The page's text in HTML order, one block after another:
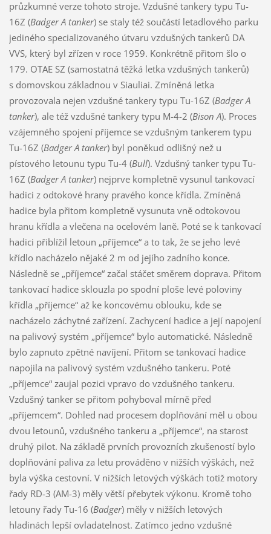
průzkumné verze tohoto stroje. Vzdušné tankery typu Tu-
16Z (Badger A tanker) se staly též součástí letadlového parku
jediného specializovaného útvaru vzdušných tankerů DA
VVS, který byl zřízen v roce 1959. Konkrétně přitom šlo o
179. OTAE SZ (samostatná těžká letka vzdušných tankerů)
s domovskou základnou v Siauliai. Zmíněná letka
provozovala nejen vzdušné tankery typu Tu-16Z (Badger A
tanker), ale též vzdušné tankery typu M-4-2 (Bison A). Proces
vzájemného spojení příjemce se vzdušným tankerem typu
Tu-16Z (Badger A tanker) byl poněkud odlišný než u
pístového letounu typu Tu-4 (Bull). Vzdušný tanker typu Tu-
16Z (Badger A tanker) nejprve kompletně vysunul tankovací
hadici z odtokové hrany pravého konce křídla. Zmíněná
hadice byla přitom kompletně vysunuta vně odtokovou
hranu křídla a vlečena na ocelovém laně. Poté se k tankovací
hadici přiblížil letoun „příjemce“ a to tak, že se jeho levé
křídlo nacházelo nějaké 2 m od jejího zadního konce.
Následně se „příjemce“ začal stáčet směrem doprava. Přitom
tankovací hadice sklouzla po spodní ploše levé poloviny
křídla „příjemce“ až ke koncovému oblouku, kde se
nacházelo záchytné zařízení. Zachycení hadice a její napojení
na palivový systém „příjemce“ bylo automatické. Následně
bylo zapnuto zpětné navíjení. Přitom se tankovací hadice
napojila na palivový systém vzdušného tankeru. Poté
„příjemce“ zaujal pozici vpravo do vzdušného tankeru.
Vzdušný tanker se přitom pohyboval mírně před
„příjemcem“. Dohled nad procesem doplňování měl u obou
dvou letounů, vzdušného tankeru a „příjemce“, na starost
druhý pilot. Na základě prvních provozních zkušeností bylo
doplňování paliva za letu prováděno v nižších výškách, než
byla výška cestovní. V nižších letových výškách totiž motory
řady RD-3 (AM-3) měly větší přebytek výkonu. Kromě toho
letouny řady Tu-16 (Badger) měly v nižších letových
hladinách lepší ovladatelnost. Zatímco jedno vzdušné